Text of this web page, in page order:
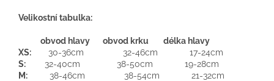
Velikostní tabulka:
obvod hlavy obvod krku délka hlavy
XS: 30-36cm 32-46cm 17-24cm
S:
32-40cm 38-50cm 19-28cm
M: 38-46cm 38-54cm 21-32cm